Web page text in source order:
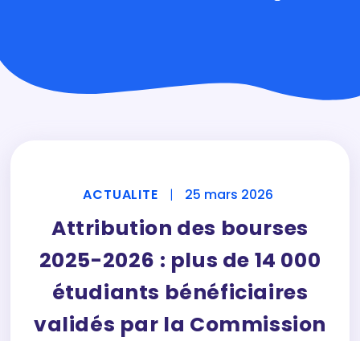
ACTUALITE | 25 mars 2026
Attribution des bourses
2025-2026 : plus de 14 000
étudiants bénéficiaires
validés par la Commission